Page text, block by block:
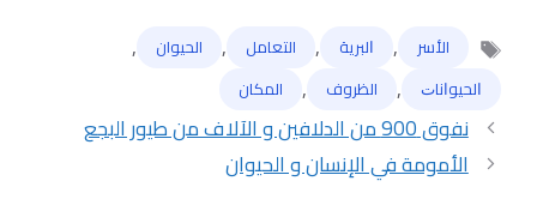
الوسوم
الأسر , ﺍﻟﺒﺮﻳﺔ , التعامل , الحيوان ,
ﺍﻟﺤﻴﻮﺍﻧﺎﺕ , الظروف , المكان
نفوق 900 من الدلافين و الآلاف من طيور البجع
الأمومة في الإنسان و الحيوان